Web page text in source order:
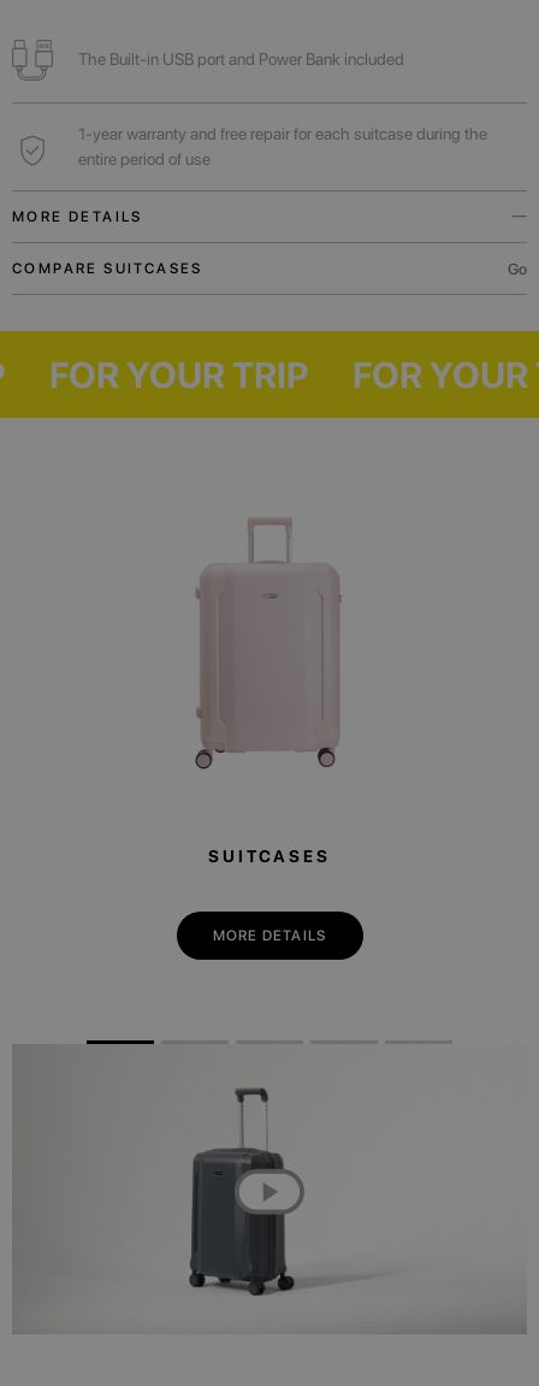
The Built-in USB port and Power Bank included
1-year warranty and free repair for each suitcase during the
entire period of use
MORE DETAILS
Built-in USB port and Power Bank will always help to charge the phone
while you wait for the flight.
documents, boarding pass or mobile device.
COMPARE SUITCASES Go
FOR YOUR TRIP FOR
SUITCASES
MORE DETAILS